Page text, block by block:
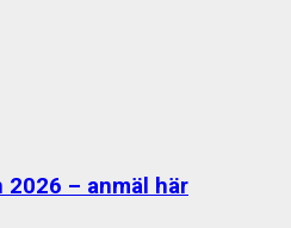
– anmäl här